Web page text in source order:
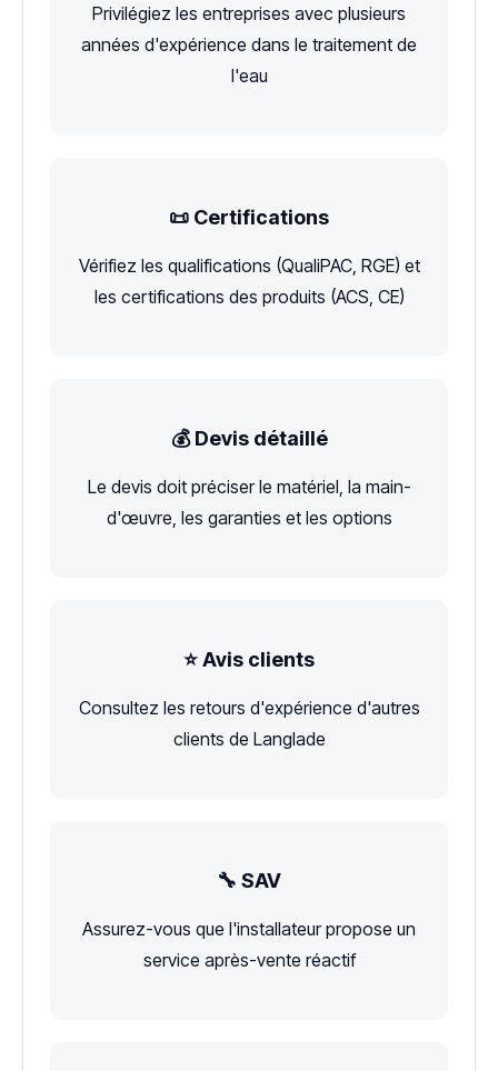
Privilégiez les entreprises avec plusieurs
années d'expérience dans le traitement de
l'eau
📜 Certifications
Vérifiez les qualifications (QualiPAC, RGE) et
les certifications des produits (ACS, CE)
💰 Devis détaillé
Le devis doit préciser le matériel, la main-
d'œuvre, les garanties et les options
⭐ Avis clients
Consultez les retours d'expérience d'autres
clients de Langlade
🔧 SAV
Assurez-vous que l'installateur propose un
service après-vente réactif